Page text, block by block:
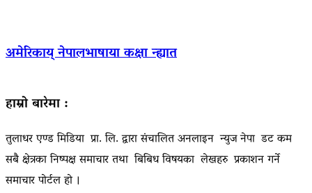
अमेरिकाय् नेपालभाषाया कक्षा न्ह्यात
हाम्रो बारेमा :
तुलाधर एण्ड मिडिया प्रा. लि. द्वारा संचालित अनलाइन न्युज नेपा डट कम
सबै क्षेत्रका निष्पक्ष समाचार तथा बिबिध विषयका लेखहरु प्रकाशन गर्ने
समाचार पोर्टल हो ।